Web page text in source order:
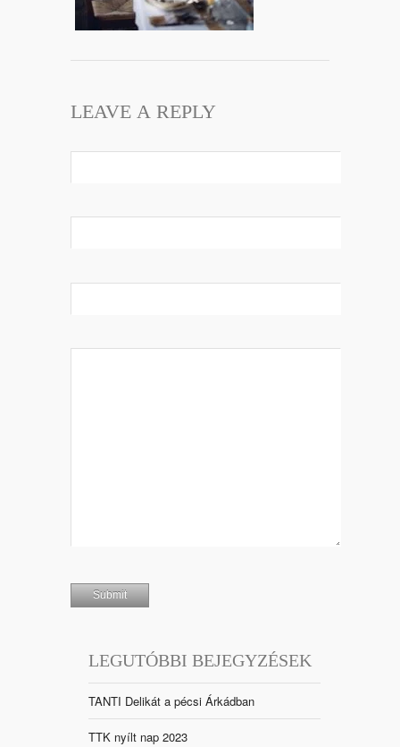
LEAVE A REPLY
LEGUTÓBBI BEJEGYZÉSEK
TANTI Delikát a pécsi Árkádban
TTK nyílt nap 2023